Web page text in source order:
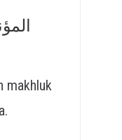
makhluk